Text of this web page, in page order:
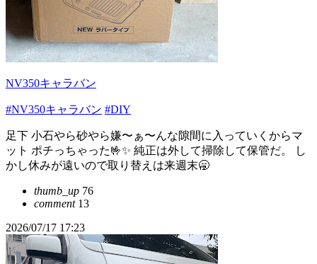
NV350キャラバン
#NV350キャラバン #DIY
足下 小石やら砂やら嫌〜ぁ〜んな隙間に入っていくからマ
ット ポチっちゃった🤟✨ 純正は外して掃除して保管だ。 し
かし休みが遠いので取り替えは来週末🥱
thumb_up 76
comment13
2026/07/17 17:23